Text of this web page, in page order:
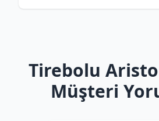
Tirebolu
Müşteri